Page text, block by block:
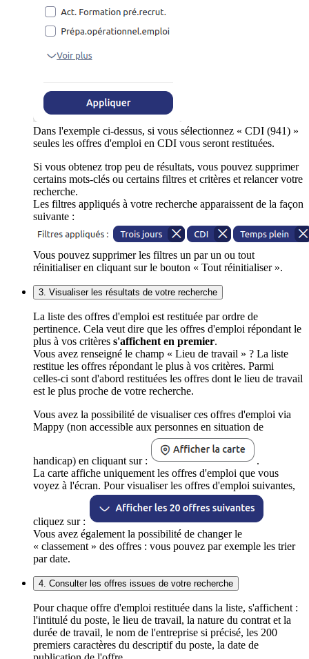
Dans l'exemple ci-dessus, si vous sélectionnez « CDI (941) »
seules les offres d'emploi en CDI vous seront restituées.
Si vous obtenez trop peu de résultats, vous pouvez supprimer
certains mots-clés ou certains filtres et critères et relancer votre
recherche.
Les filtres appliqués à votre recherche apparaissent de la façon
suivante :
Vous pouvez supprimer les filtres un par un ou tout
réinitialiser en cliquant sur le bouton « Tout réinitialiser ».
3. Visualiser les résultats de votre recherche
La liste des offres d'emploi est restituée par ordre de
pertinence. Cela veut dire que les offres d'emploi répondant le
plus à vos critères s'affichent en premier.
Vous avez renseigné le champ « Lieu de travail » ? La liste
restitue les offres répondant le plus à vos critères. Parmi
celles-ci sont d'abord restituées les offres dont le lieu de travail
est le plus proche de votre recherche.
Vous avez la possibilité de visualiser ces offres d'emploi via
Mappy (non accessible aux personnes en situation de
handicap) en cliquant sur :
.
La carte affiche uniquement les offres d'emploi que vous
voyez à l'écran. Pour visualiser les offres d'emploi suivantes,
cliquez sur :
Vous avez également la possibilité de changer le
« classement » des offres : vous pouvez par exemple les trier
par date.
4. Consulter les offres issues de votre recherche
Pour chaque offre d'emploi restituée dans la liste, s'affichent :
l'intitulé du poste, le lieu de travail, la nature du contrat et la
durée de travail, le nom de l'entreprise si précisé, les 200
premiers caractères du descriptif du poste, la date de